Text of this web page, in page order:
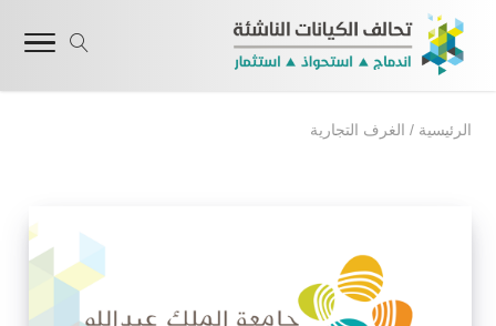
الرئيسية / الغرف التجارية